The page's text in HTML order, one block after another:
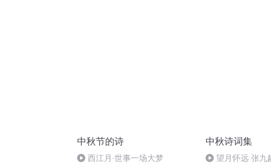
中秋节的诗
西江月·世事一场大梦
中秋诗词集
望月怀远 张九